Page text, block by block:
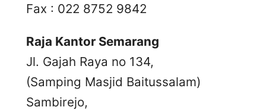
Fax : 022 8752 9842
Raja Kantor Semarang
Jl. Gajah Raya no 134,
(Samping Masjid Baitussalam)
Sambirejo,